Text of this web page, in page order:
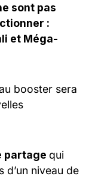
sont pas
:
et Méga-
booster sera
partage qui
d’un niveau de